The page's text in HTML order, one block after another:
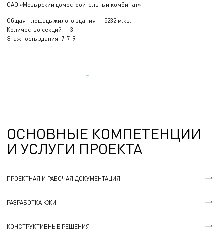
ОАО «Мозырский домостроительный комбинат».
Общая площадь жилого здания — 5232 м.кв.
Количество секций — 3
Этажность здания: 7-7-9
ОСНОВНЫЕ КОМПЕТЕНЦИИ
И УСЛУГИ ПРОЕКТА
ПРОЕКТНАЯ И РАБОЧАЯ ДОКУМЕНТАЦИЯ
РАЗРАБОТКА КЖИ
КОНСТРУКТИВНЫЕ РЕШЕНИЯ